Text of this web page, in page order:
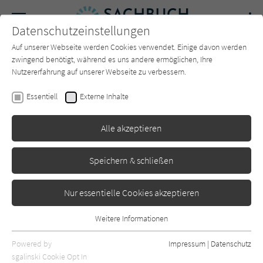
SUCHE Forum Charts Newsletter
Veronica Frenzel
Goldmann
Datenschutzeinstellungen
Auf unserer Webseite werden Cookies verwendet. Einige davon werden
zwingend benötigt, während es uns andere ermöglichen, Ihre
Nutzererfahrung auf unserer Webseite zu verbessern.
Essentiell Externe Inhalte
Alle akzeptieren
Speichern & schließen
Nur essentielle Cookies akzeptieren
Essentielle Cookies werden für grundlegende Funktionen der
Webseite benötigt. Dadurch ist gewährleistet, dass die Webseite
Weitere Informationen
Powered by
sgalinski Cookie Opt In
Impressum | Datenschutz